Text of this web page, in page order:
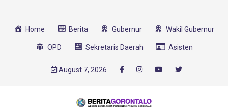
Home Berita Gubernur Wakil Gubernur
OPD Sekretaris Daerah Asisten
August 7, 2026